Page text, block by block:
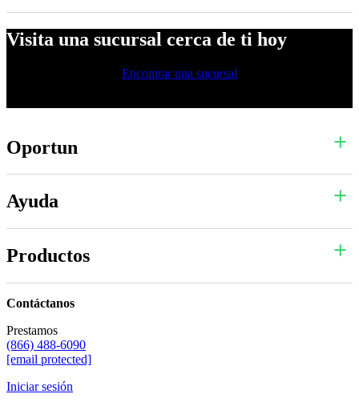
Visita una sucursal cerca de ti hoy
Encontrar una sucursal
Oportun
Ayuda
Productos
Contáctanos
Prestamos
(866) 488-6090
[email protected]
Iniciar sesión